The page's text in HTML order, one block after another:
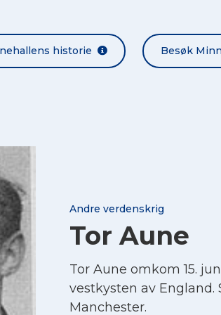
historie Besøk
Andre verdenskrig
Tor Aune
Tor Aune omkom 15.
vestkysten av England.
Manchester.